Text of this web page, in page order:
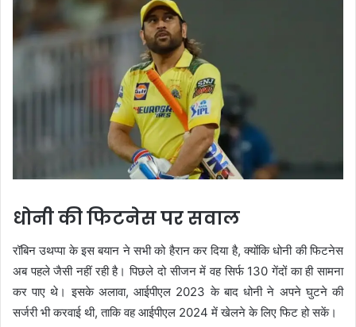
धोनी की फिटनेस पर सवाल
रॉबिन उथप्पा के इस बयान ने सभी को हैरान कर दिया है, क्योंकि धोनी की फिटनेस
अब पहले जैसी नहीं रही है। पिछले दो सीजन में वह सिर्फ 130 गेंदों का ही सामना
कर पाए थे। इसके अलावा, आईपीएल 2023 के बाद धोनी ने अपने घुटने की
सर्जरी भी करवाई थी, ताकि वह आईपीएल 2024 में खेलने के लिए फिट हो सकें।